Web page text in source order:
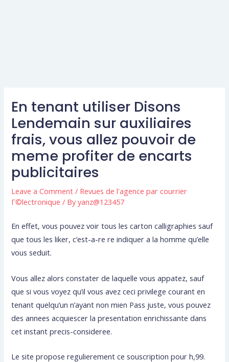
En tenant utiliser Disons
Lendemain sur auxiliaires
frais, vous allez pouvoir de
meme profiter de encarts
publicitaires
Leave a Comment / Revues de l'agence par courrier
Г©lectronique / Byyanz@123457
En effet, vous pouvez voir tous les carton calligraphies sauf
que tous les liker, c’est-a-re re indiquer a la homme qu’elle
vous seduit.
Vous allez alors constater de laquelle vous appatez, sauf
que si vous voyez qu’il vous avez ceci privilege courant en
tenant quelqu’un n’ayant non mien Pass juste, vous pouvez
des annees acquiescer la presentation enrichissante dans
cet instant precis-consideree.
Le site propose regulierement ce souscription pour h,99.